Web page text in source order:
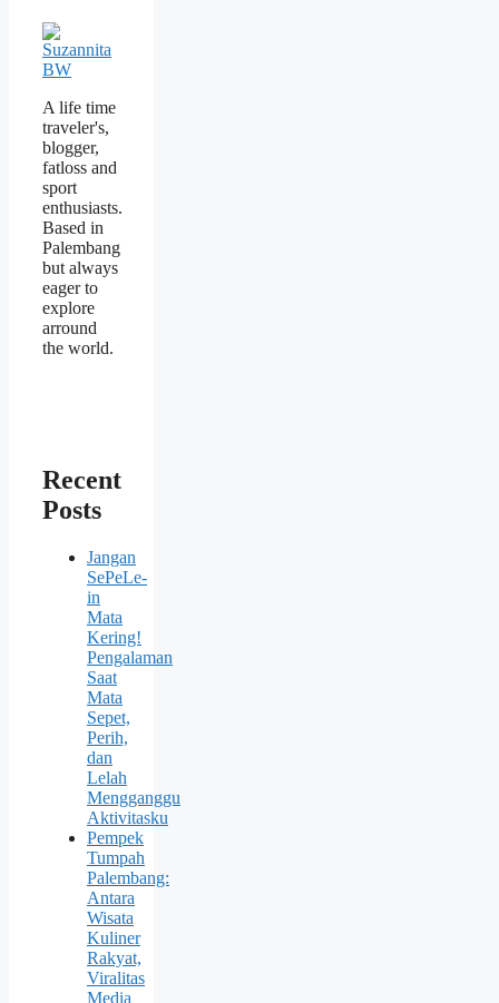
A life time
traveler's,
blogger,
fatloss and
sport
enthusiasts.
Based in
Palembang
but always
eager to
explore
arround
the world.
Recent
Posts
Jangan
SePeLe-
in
Mata
Kering!
Pengalaman
Saat
Mata
Sepet,
Perih,
dan
Lelah
Mengganggu
Aktivitasku
Pempek
Tumpah
Palembang:
Antara
Wisata
Kuliner
Rakyat,
Viralitas
Media